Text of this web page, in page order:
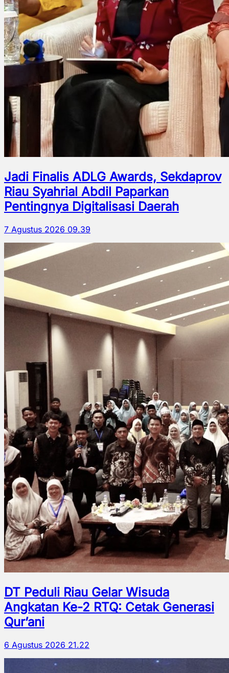
Jadi Finalis ADLG Awards, Sekdaprov
Riau Syahrial Abdil Paparkan
Pentingnya Digitalisasi Daerah
7 Agustus 2026 09.39
DT Peduli Riau Gelar Wisuda
Angkatan Ke-2 RTQ: Cetak Generasi
Qur’ani
6 Agustus 2026 21.22